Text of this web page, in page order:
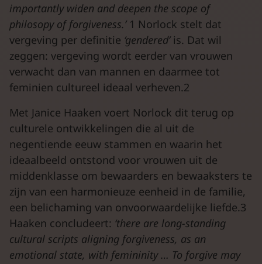
importantly widen and deepen the scope of
philosopy of forgiveness.’1 Norlock stelt dat
vergeving per definitie ‘gendered’is. Dat wil
zeggen: vergeving wordt eerder van vrouwen
verwacht dan van mannen en daarmee tot
feminien cultureel ideaal verheven.2
Met Janice Haaken voert Norlock dit terug op
culturele ontwikkelingen die al uit de
negentiende eeuw stammen en waarin het
ideaalbeeld ontstond voor vrouwen uit de
middenklasse om bewaarders en bewaaksters te
zijn van een harmonieuze eenheid in de familie,
een belichaming van onvoorwaardelijke liefde.3
Haaken concludeert: ‘there are long-standing
cultural scripts aligning forgiveness, as an
emotional state, with femininity … To forgive may